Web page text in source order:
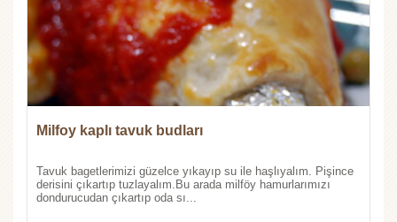
Milfoy kaplı tavuk budları
Tavuk bagetlerimizi güzelce yıkayıp su ile haşlıyalım. Pişince
derisini çıkartıp tuzlayalım.Bu arada milföy hamurlarımızı
dondurucudan çıkartıp oda sı...